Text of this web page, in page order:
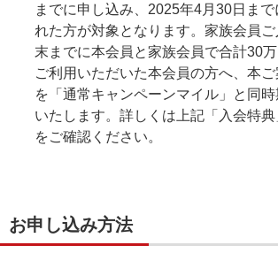
までに申し込み、2025年4月30日ま
れた方が対象となります。家族会員ご
末までに本会員と家族会員で合計30
ご利用いただいた本会員の方へ、本
を「通常キャンペーンマイル」と同
いたします。詳しくは上記「入会特
をご確認ください。
お申し込み方法